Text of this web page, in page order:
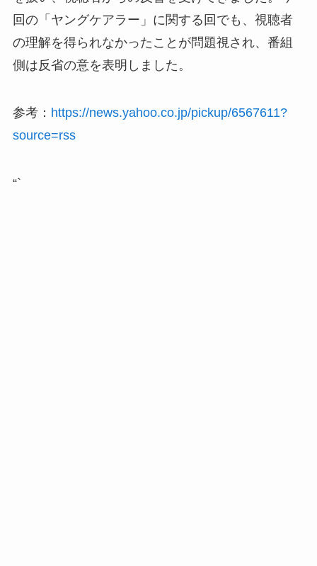
回の「ヤングケアラー」に関する回でも、視聴者
の理解を得られなかったことが問題視され、番組
側は反省の意を表明しました。
参考： https://news.yahoo.co.jp/pickup/6567611?
source=rss
“`